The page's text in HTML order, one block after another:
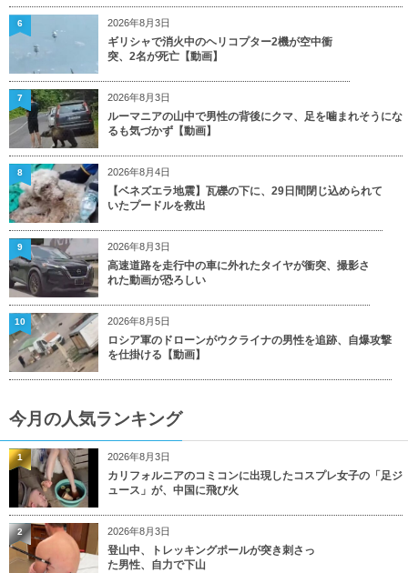
2026年8月3日
ギリシャで消火中のヘリコプター2機が空中衝
突、2名が死亡【動画】
6
2026年8月3日
ルーマニアの山中で男性の背後にクマ、足を噛まれそうにな
るも気づかず【動画】
7
2026年8月4日
【ベネズエラ地震】瓦礫の下に、29日間閉じ込められて
いたプードルを救出
8
2026年8月3日
高速道路を走行中の車に外れたタイヤが衝突、撮影さ
れた動画が恐ろしい
9
2026年8月5日
ロシア軍のドローンがウクライナの男性を追跡、自爆攻撃
を仕掛ける【動画】
10
今月の人気ランキング
2026年8月3日
カリフォルニアのコミコンに出現したコスプレ女子の「足ジ
ュース」が、中国に飛び火
1
2026年8月3日
登山中、トレッキングポールが突き刺さっ
た男性、自力で下山
2